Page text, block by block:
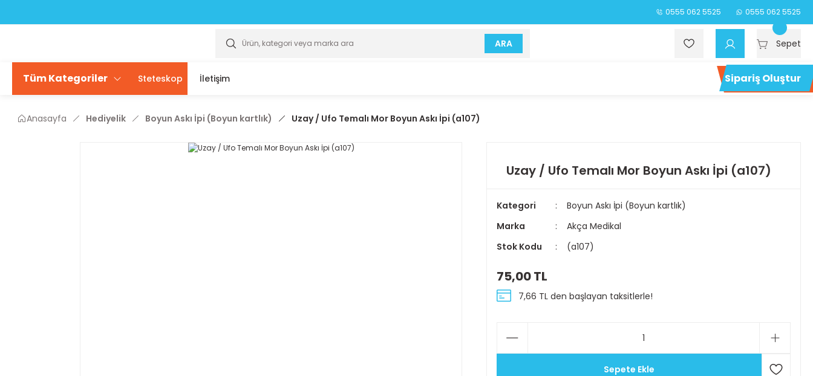
0555 062 5525 0555 062 5525
ARA Sepet
Tüm Kategoriler Steteskop İletişim Sipariş Oluştur
Anasayfa Hediyelik Boyun Askı İpi (Boyun kartlık) Uzay / Ufo Temalı Mor Boyun Askı İpi (a107)
Uzay / Ufo Temalı Mor Boyun Askı İpi (a107)
Kategori
Boyun Askı İpi (Boyun kartlık)
Marka
Akça Medikal
Stok Kodu
(a107)
75,00 TL
7,66 TL den başlayan taksitlerle!
Sepete Ekle